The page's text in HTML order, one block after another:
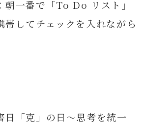
一番で「To Do リスト」
帯してチェックを入れながら
「克」の日～思考を統一